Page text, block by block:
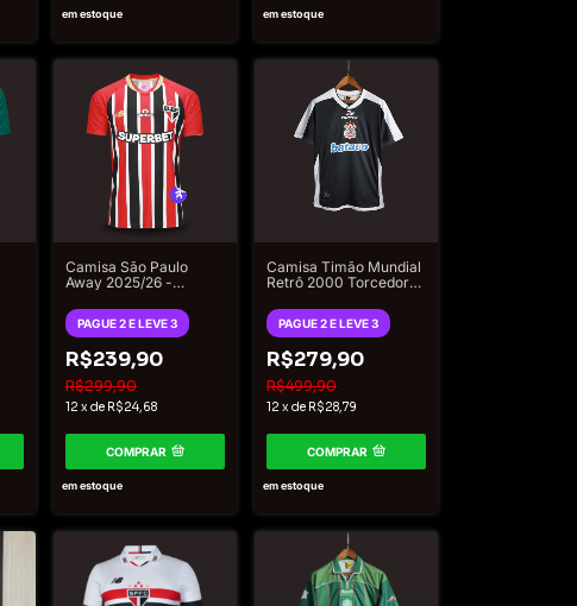
em estoque em estoque
Camisa São Paulo
Away 2025/26 -
Masculina
PAGUE 2 E LEVE 3
R$239,90
R$299,90
12 xde R$24,68
COMPRAR
em estoque
Camisa Timão Mundial
Retrô 2000 Torcedor
PAGUE 2 E LEVE 3
R$279,90
R$499,90
12 xde R$28,79
COMPRAR
em estoque